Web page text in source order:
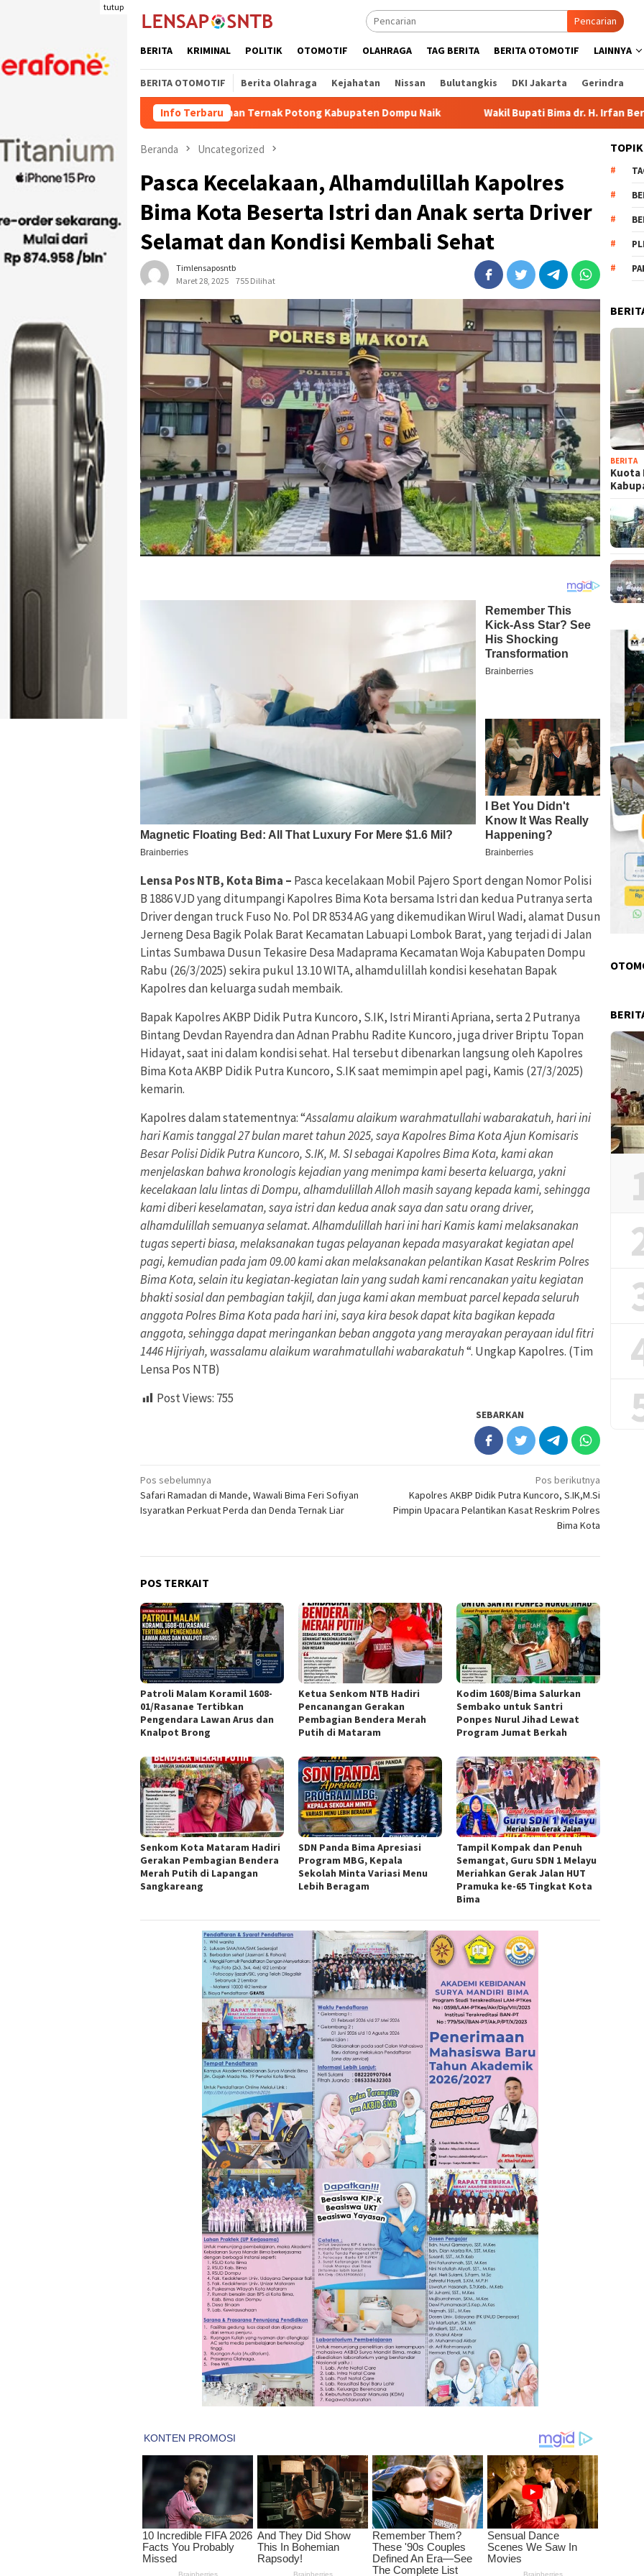
tutup
Pencarian
BERITA KRIMINAL POLITIK OTOMOTIF OLAHRAGA TAG BERITA BERITA OTOMOTIF LAINNYA
BERITA OTOMOTIF Berita Olahraga Kejahatan Nissan Bulutangkis DKI Jakarta Gerindra
Info Terbaru
Kuota Pengiriman Ternak Potong Kabupaten Dompu Naik Wakil Bupati Bima dr. H. Irfan Bergabung di Retreat
Beranda Uncategorized
Pasca Kecelakaan, Alhamdulillah Kapolres
Bima Kota Beserta Istri dan Anak serta Driver
Selamat dan Kondisi Kembali Sehat
Timlensaposntb
Maret 28, 2025
755 Dilihat
Lensa Pos NTB, Kota Bima – Pasca kecelakaan Mobil Pajero Sport dengan Nomor Polisi
B 1886 VJD yang ditumpangi Kapolres Bima Kota bersama Istri dan kedua Putranya serta
Driver dengan truck Fuso No. Pol DR 8534 AG yang dikemudikan Wirul Wadi, alamat Dusun
Jerneng Desa Bagik Polak Barat Kecamatan Labuapi Lombok Barat, yang terjadi di Jalan
Lintas Sumbawa Dusun Tekasire Desa Madaprama Kecamatan Woja Kabupaten Dompu
Rabu (26/3/2025) sekira pukul 13.10 WITA, alhamdulillah kondisi kesehatan Bapak
Kapolres dan keluarga sudah membaik.
Bapak Kapolres AKBP Didik Putra Kuncoro, S.IK, Istri Miranti Apriana, serta 2 Putranya
Bintang Devdan Rayendra dan Adnan Prabhu Radite Kuncoro, juga driver Briptu Topan
Hidayat, saat ini dalam kondisi sehat. Hal tersebut dibenarkan langsung oleh Kapolres
Bima Kota AKBP Didik Putra Kuncoro, S.IK saat memimpin apel pagi, Kamis (27/3/2025)
kemarin.
Kapolres dalam statementnya: “Assalamu alaikum warahmatullahi wabarakatuh, hari ini
hari Kamis tanggal 27 bulan maret tahun 2025, saya Kapolres Bima Kota Ajun Komisaris
Besar Polisi Didik Putra Kuncoro, S.IK, M. SI sebagai Kapolres Bima Kota, kami akan
menjelaskan bahwa kronologis kejadian yang menimpa kami beserta keluarga, yakni
kecelakaan lalu lintas di Dompu, alhamdulillah Alloh masih sayang kepada kami, sehingga
kami diberi keselamatan, saya istri dan kedua anak saya dan satu orang driver,
alhamdulillah semuanya selamat. Alhamdulillah hari ini hari Kamis kami melaksanakan
tugas seperti biasa, melaksanakan tugas pelayanan kepada masyarakat kegiatan apel
pagi, kemudian pada jam 09.00 kami akan melaksanakan pelantikan Kasat Reskrim Polres
Bima Kota, selain itu kegiatan-kegiatan lain yang sudah kami rencanakan yaitu kegiatan
bhakti sosial dan pembagian takjil, dan juga kami akan membuat parcel kepada seluruh
anggota Polres Bima Kota pada hari ini, saya kira besok dapat kita bagikan kepada
anggota, sehingga dapat meringankan beban anggota yang merayakan perayaan idul fitri
1446 Hijriyah, wassalamu alaikum warahmatullahi wabarakatuh“. Ungkap Kapolres. (Tim
Lensa Pos NTB)
Post Views: 755
SEBARKAN
Navigasi
pos
Pos sebelumnya
Safari Ramadan di Mande, Wawali Bima Feri Sofiyan
Isyaratkan Perkuat Perda dan Denda Ternak Liar
Pos berikutnya
Kapolres AKBP Didik Putra Kuncoro, S.IK,M.Si
Pimpin Upacara Pelantikan Kasat Reskrim Polres
Bima Kota
POS TERKAIT
Patroli Malam Koramil 1608-
01/Rasanae Tertibkan
Pengendara Lawan Arus dan
Knalpot Brong
Ketua Senkom NTB Hadiri
Pencanangan Gerakan
Pembagian Bendera Merah
Putih di Mataram
Kodim 1608/Bima Salurkan
Sembako untuk Santri
Ponpes Nurul Jihad Lewat
Program Jumat Berkah
Senkom Kota Mataram Hadiri
Gerakan Pembagian Bendera
Merah Putih di Lapangan
Sangkareang
SDN Panda Bima Apresiasi
Program MBG, Kepala
Sekolah Minta Variasi Menu
Lebih Beragam
Tampil Kompak dan Penuh
Semangat, Guru SDN 1 Melayu
Meriahkan Gerak Jalan HUT
Pramuka ke-65 Tingkat Kota
Bima
BERITA
Kuota